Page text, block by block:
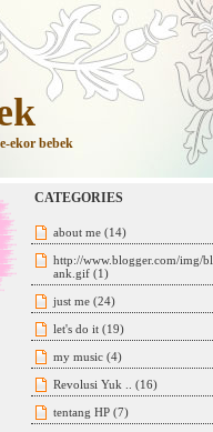
ekor bebek
CATEGORIES
about me (14)
http://www.blogger.com/img/bl
ank.gif (1)
just me (24)
let's do it (19)
my music (4)
Revolusi Yuk .. (16)
tentang HP (7)